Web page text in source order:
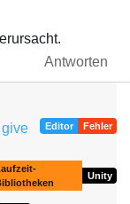
Antworten
Editor Fehler
Unity